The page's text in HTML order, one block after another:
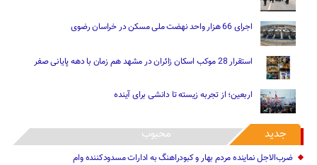
اجرای 66 هزار واحد نهضت ملی مسکن در خراسان رضوی
استقرار 28 موکب اسکان زائران در مشهد هم زمان با دهه پایانی صفر
اربعین؛ از تجربه زیسته تا دانشی برای آینده
جدید محبوب
ضرب‌الاجل نماینده مردم بهار و کبودراهنگ به ادارات مسدودکننده وام